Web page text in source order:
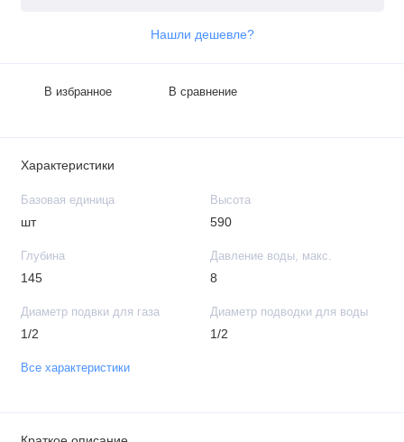
Нашли дешевле?
В избранное В сравнение
Характеристики
Базовая единица
шт
Высота
590
Глубина
145
Давление воды, макс.
8
Диаметр подвки для газа
1/2
Диаметр подводки для воды
1/2
Все характеристики